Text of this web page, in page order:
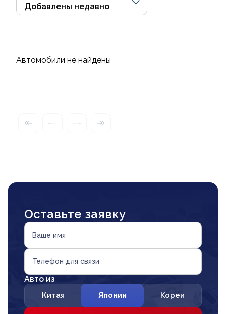
Автомобили не найдены
Оставьте заявку
Ваше имя
Телефон для связи
Авто из
Китая Японии Кореи